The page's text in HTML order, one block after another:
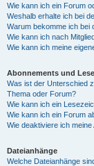
Wie kann ich ein Forum
Weshalb erhalte ich bei
Warum bekomme ich bei
Wie kann ich nach
Wie kann ich meine
Abonnements und
Was ist der Unterschied
Thema oder Forum?
Wie kann ich ein
Wie kann ich ein Forum
Wie deaktiviere ich meine
Dateianhänge
Welche Dateianhänge